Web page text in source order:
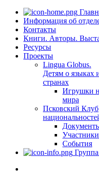
Информация об
Контакты
Книги. Авторы.
Ресурсы
Проекты
Lingua Globus.
Детям о языках
странах
Игрушки
мира
Псковский Клуб
События